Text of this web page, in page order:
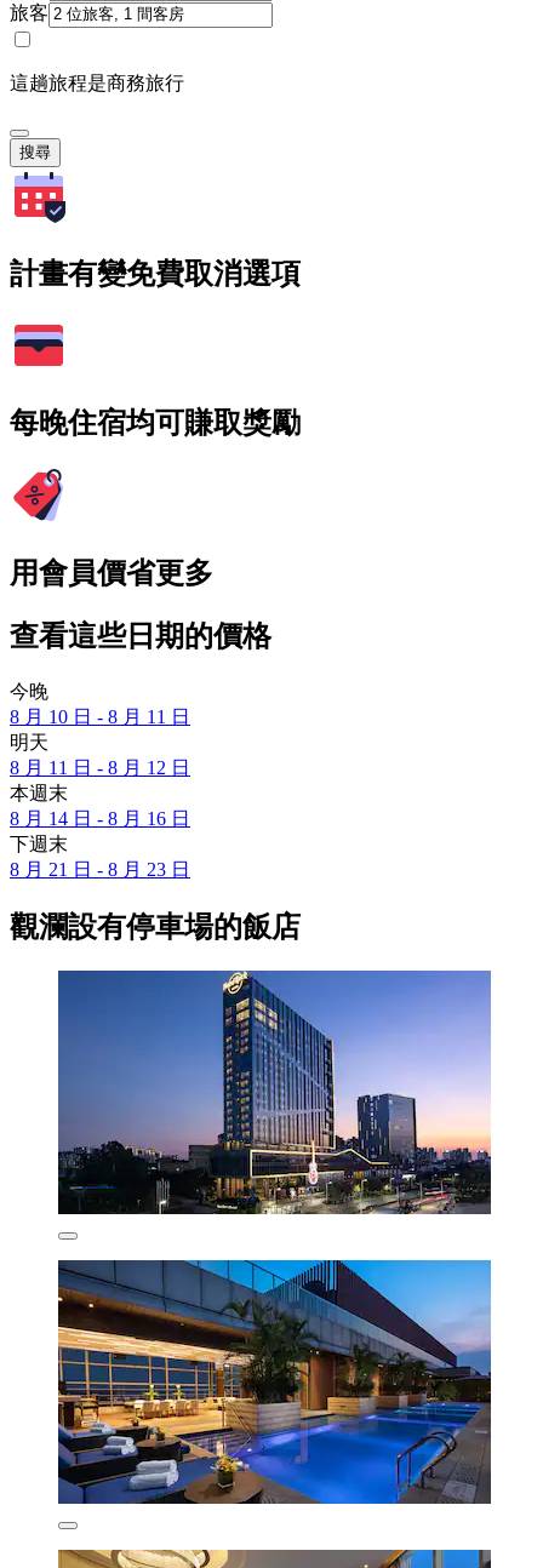
旅客
這趟旅程是商務旅行
搜尋
計畫有變免費取消選項
每晚住宿均可賺取獎勵
用會員價省更多
查看這些日期的價格
今晚
8 月 10 日 - 8 月 11 日
明天
8 月 11 日 - 8 月 12 日
本週末
8 月 14 日 - 8 月 16 日
下週末
8 月 21 日 - 8 月 23 日
觀瀾設有停車場的飯店